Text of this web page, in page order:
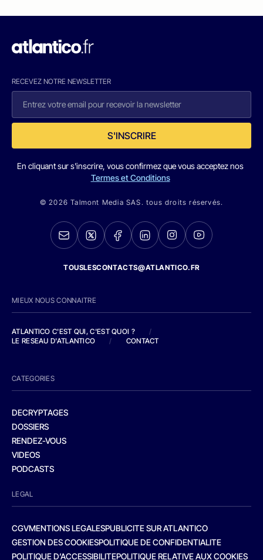
RECEVEZ NOTRE NEWSLETTER
S'INSCRIRE
En cliquant sur s'inscrire, vous confirmez que vous acceptez nos
Termes et Conditions
© 2026 Talmont Media SAS. tous droits réservés.
TOUSLESCONTACTS@ATLANTICO.FR
MIEUX NOUS CONNAITRE
ATLANTICO C'EST QUI, C'EST QUOI ?
/
LE RESEAU D'ATLANTICO
/ CONTACT
CATEGORIES
DECRYPTAGES
DOSSIERS
RENDEZ-VOUS
VIDEOS
PODCASTS
LEGAL
CGVMENTIONS LEGALESPUBLICITE SUR ATLANTICO
GESTION DES COOKIESPOLITIQUE DE CONFIDENTIALITE
POLITIQUE D’ACCESSIBILITEPOLITIQUE RELATIVE AUX COOKIES